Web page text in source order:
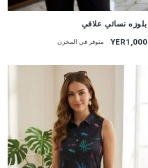
بلوزه نسائي علاقي
YER1,000 متوفر في المخزن